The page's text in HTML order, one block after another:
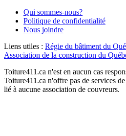
Qui sommes-nous?
Politique de confidentialité
Nous joindre
Liens utiles : Régie du bâtiment du
Association de la construction du
Toiture411.ca n'est en aucun cas
Toiture411.ca n'offre pas de services
lié à aucune association de couvreurs.